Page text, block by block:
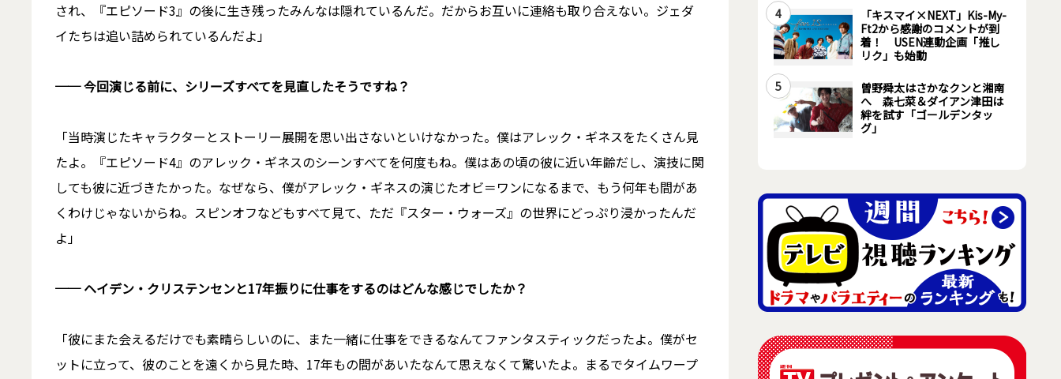
され、『エピソード3』の後に生き残ったみんなは隠れているんだ。だからお互いに連絡も取り合えない。ジェダ
イたちは追い詰められているんだよ」
── 今回演じる前に、シリーズすべてを見直したそうですね？
「当時演じたキャラクターとストーリー展開を思い出さないといけなかった。僕はアレック・ギネスをたくさん見
たよ。『エピソード4』のアレック・ギネスのシーンすべてを何度もね。僕はあの頃の彼に近い年齢だし、演技に関
しても彼に近づきたかった。なぜなら、僕がアレック・ギネスの演じたオビ＝ワンになるまで、もう何年も間があ
くわけじゃないからね。スピンオフなどもすべて見て、ただ『スター・ウォーズ』の世界にどっぷり浸かったんだ
よ」
── ヘイデン・クリステンセンと17年振りに仕事をするのはどんな感じでしたか？
「彼にまた会えるだけでも素晴らしいのに、また一緒に仕事をできるなんてファンタスティックだったよ。僕がセ
ットに立って、彼のことを遠くから見た時、17年もの間があいたなんて思えなくて驚いたよ。まるでタイムワープ
4
「キスマイ×NEXT」Kis-My-
Ft2から感謝のコメントが到
着！ USEN連動企画「推し
リク」も始動
5
曽野舜太はさかなクンと湘南
へ 森七菜＆ダイアン津田は
絆を試す「ゴールデンタッ
グ」